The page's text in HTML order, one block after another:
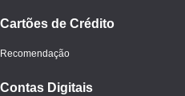
Cartões de Crédito
Recomendação
Contas Digitais